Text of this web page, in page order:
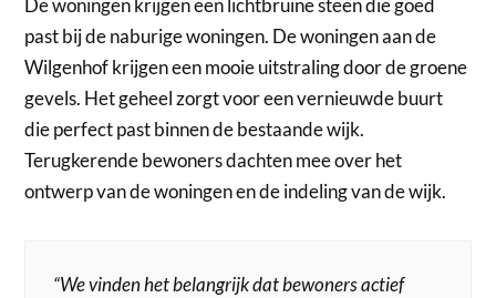
De woningen krijgen een lichtbruine steen die goed
past bij de naburige woningen. De woningen aan de
Wilgenhof krijgen een mooie uitstraling door de groene
gevels. Het geheel zorgt voor een vernieuwde buurt
die perfect past binnen de bestaande wijk.
Terugkerende bewoners dachten mee over het
ontwerp van de woningen en de indeling van de wijk.
“We vinden het belangrijk dat bewoners actief